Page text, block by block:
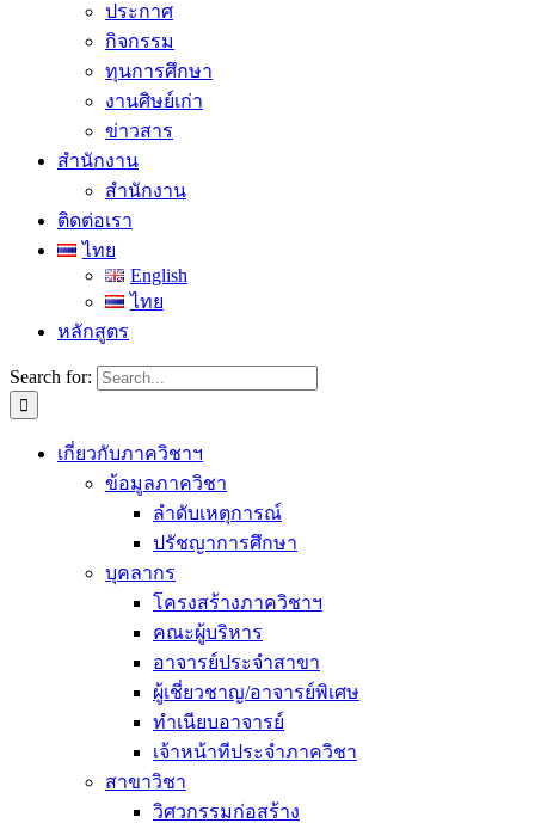
ประกาศ
กิจกรรม
ทุนการศึกษา
งานศิษย์เก่า
ข่าวสาร
สำนักงาน
สำนักงาน
ติดต่อเรา
ไทย
English
ไทย
หลักสูตร
Search for:
เกี่ยวกับภาควิชาฯ
ข้อมูลภาควิชา
ลำดับเหตุการณ์
ปรัชญาการศึกษา
บุคลากร
โครงสร้างภาควิชาฯ
คณะผู้บริหาร
อาจารย์ประจำสาขา
ผู้เชี่ยวชาญ/อาจารย์พิเศษ
ทำเนียบอาจารย์
เจ้าหน้าทีประจำภาควิชา
สาขาวิชา
วิศวกรรมก่อสร้าง